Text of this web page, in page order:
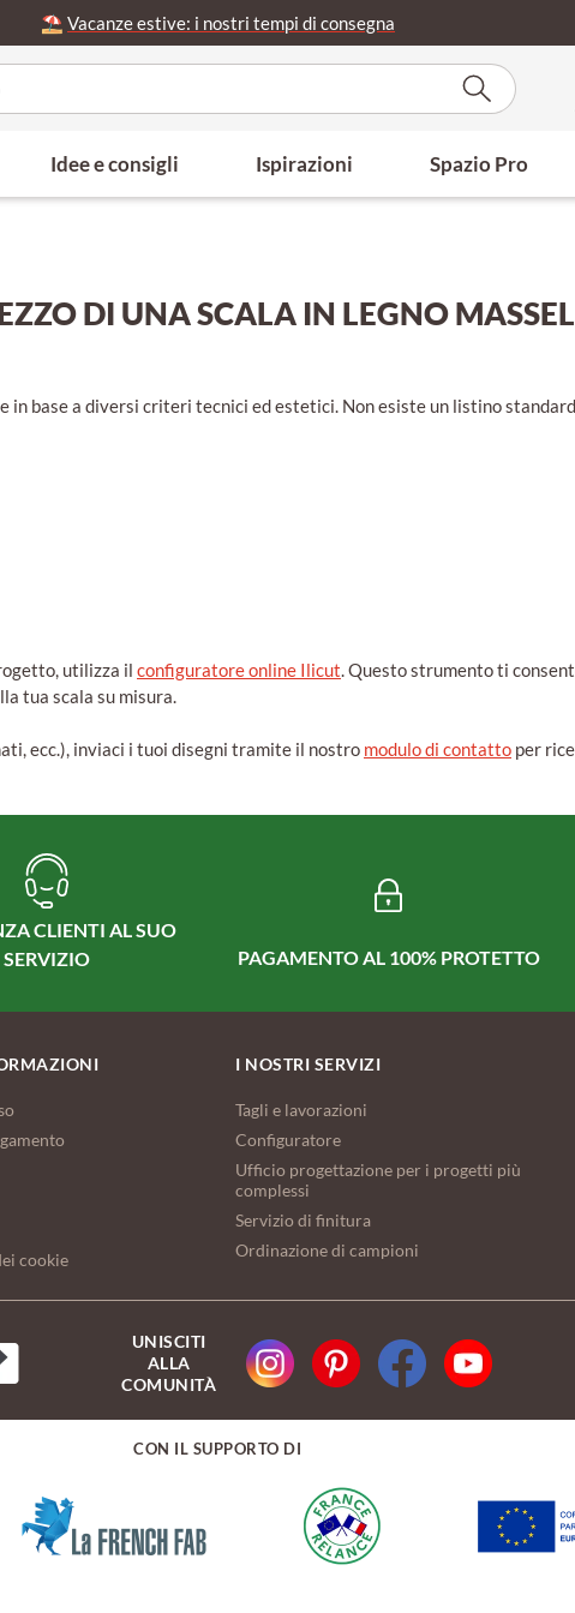
⛱️ Vacanze estive: i nostri tempi di consegna
Idee e consigli Ispirazioni Spazio Pro
DI UNA SCALA IN LEGNO
in base a diversi criteri tecnici ed estetici. Non esiste un listino
utilizza il configuratore online Ilicut. Questo strumento ti
tua scala su misura.
ecc.), inviaci i tuoi disegni tramite il nostro modulo di contatto per
CLIENTI AL SUO
SERVIZIO
PAGAMENTO AL 100% PROTETTO
cookie
I NOSTRI SERVIZI
Tagli e lavorazioni
Configuratore
Ufficio progettazione per i progetti più
complessi
Servizio di finitura
Ordinazione di campioni
UNISCITI
ALLA
COMUNITÀ
CON IL SUPPORTO DI